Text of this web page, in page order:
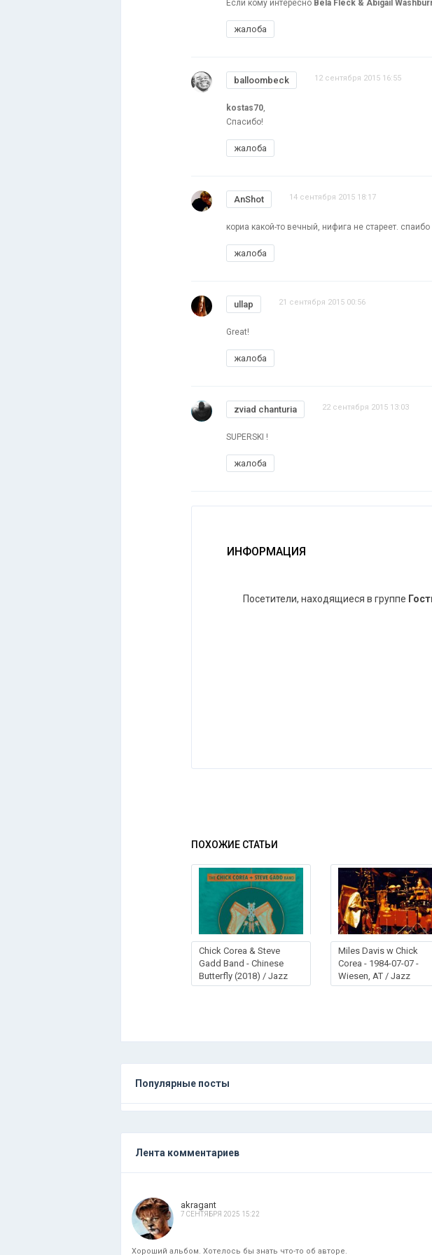
Если кому интересно Bela Fleck & Abigail
жалоба
balloombeck 12 сентября 2015 16:55
kostas70,
Спасибо!
жалоба
AnShot 14 сентября 2015 18:17
кориа какой-то вечный, нифига не стареет. спаибо
жалоба
ullap 21 сентября 2015 00:56
Great!
жалоба
zviad chanturia 22 сентября 2015 13:03
SUPERSKI !
жалоба
ИНФОРМАЦИЯ
Посетители, находящиеся в группе
ПОХОЖИЕ СТАТЬИ
Chick Corea & Steve
Gadd Band - Chinese
Butterfly (2018) / Jazz
Miles Davis w Chick
Corea - 1984-07-07 -
Wiesen, AT / Jazz
Популярные посты
Лента комментариев
akragant
7 СЕНТЯБРЯ 2025 15:22
Хороший альбом. Хотелось бы знать что-то об авторе.